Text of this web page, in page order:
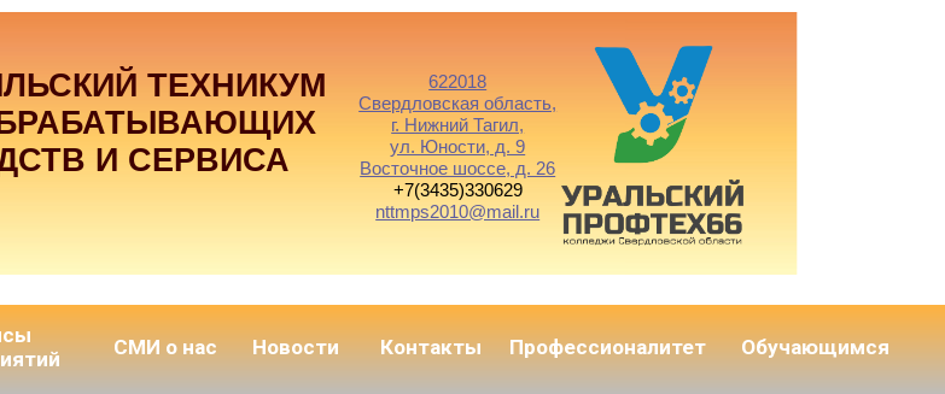
ТЕХНИКУМ
И СЕРВИСА
622018
Свердловская область,
г. Нижний Тагил,
ул. Юности, д. 9
Восточное шоссе, д. 26
+7(3435)330629
nttmps2010@mail.ru
СМИ о нас Новости Контакты Профессионалитет Обучающимся